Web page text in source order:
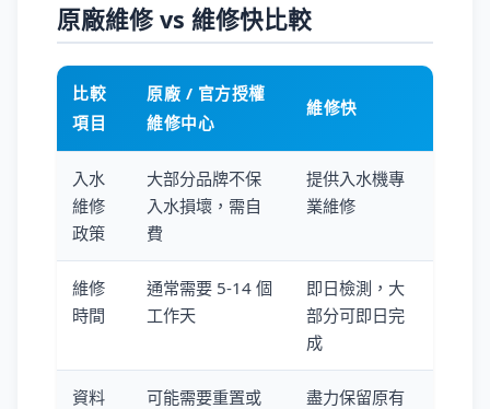
原廠維修 vs 維修快比較
比較
項目
原廠 / 官方授權
維修中心
維修快
入水
維修
政策
大部分品牌不保
入水損壞，需自
費
提供入水機專
業維修
維修
時間
通常需要 5-14 個
工作天
即日檢測，大
部分可即日完
成
資料
可能需要重置或
盡力保留原有